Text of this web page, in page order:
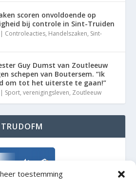
toestemming
scoren onvoldoende op
bij controle in Sint-Truiden
| Controleacties, Handelszaken, Sint-
Guy Dumst van Zoutleeuw
schepen van Boutersem. “Ik
om tot het uiterste te gaan!”
| Sport,verenigingsleven, Zoutleeuw
TrudoFM